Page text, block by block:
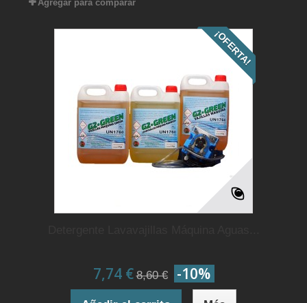
Agregar para comparar
¡OFERTA!
7,74 € 8,60 € -10%